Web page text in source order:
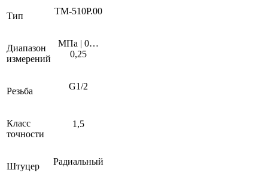
Тип ТМ-510Р.00
Диапазон
измерений
МПа | 0…
0,25
Резьба G1/2
Класс
точности
1,5
Штуцер Радиальный